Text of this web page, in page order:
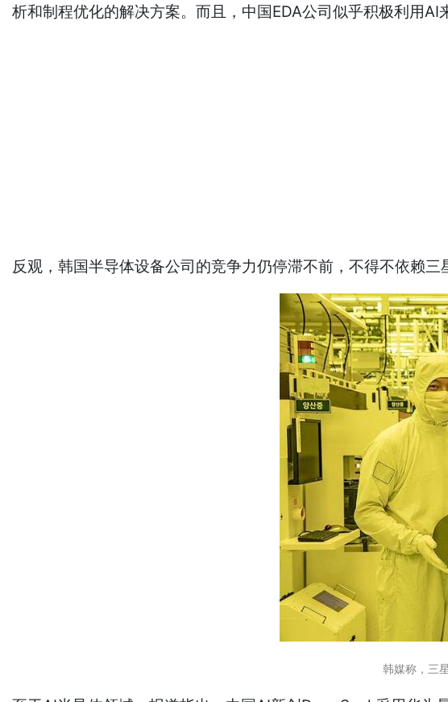
析和制程优化的解决方案。而且，中国EDA公司似乎积极利用AI
反观，韩国半导体设备公司的竞争力仍停滞不前，不得不依赖
韩媒称，三